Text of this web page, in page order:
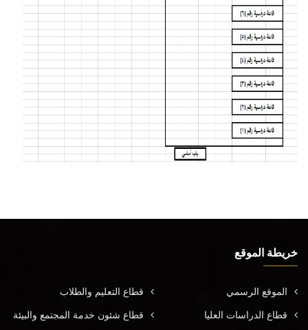
خريطة الموقع
الموقع الرسمي قطاع التعليم والطلاب
قطاع الدراسات العليا قطاع شئون خدمة المجتمع والبيئة